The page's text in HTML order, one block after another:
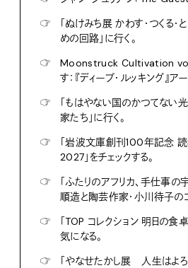
☞
「ぬけみち展 かわす・つくる
めの回路」に行く。
☞
Moonstruck Cultivation
す：『ディープ・ルッキング』ア
☞
「もはやない国のかつてない
家たち」に行く。
☞
「岩波文庫創刊100年記念 読
2027」をチェックする。
☞
「ふたりのアフリカ、手仕事
順造と陶芸作家・小川待子のコ
☞
「TOP コレクション 明日の食
気になる。
☞
「やなせたかし展 人生はよろ